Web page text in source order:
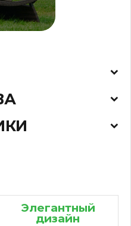
Элегантный
дизайн